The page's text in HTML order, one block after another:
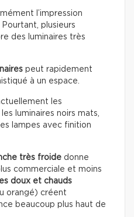
l’impression
plusieurs
des luminaires très
peut rapidement
à un espace.
les
luminaires noirs mats,
lampes avec finition
très froide donne
commerciale et moins
doux et chauds
orangé) créent
beaucoup plus haut de